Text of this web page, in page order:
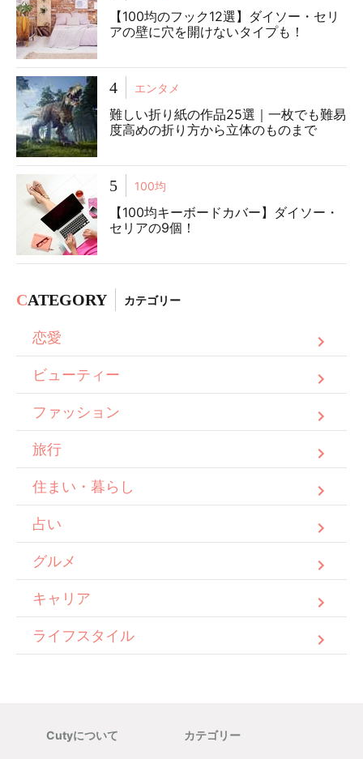
【100均のフック12選】ダイソー・セリ
アの壁に穴を開けないタイプも！
4 エンタメ
難しい折り紙の作品25選｜一枚でも難易
度高めの折り方から立体のものまで
5 100均
【100均キーボードカバー】ダイソー・
セリアの9個！
CATEGORY カテゴリー
恋愛
ビューティー
ファッション
旅行
住まい・暮らし
占い
グルメ
キャリア
ライフスタイル
Cutyについて カテゴリー